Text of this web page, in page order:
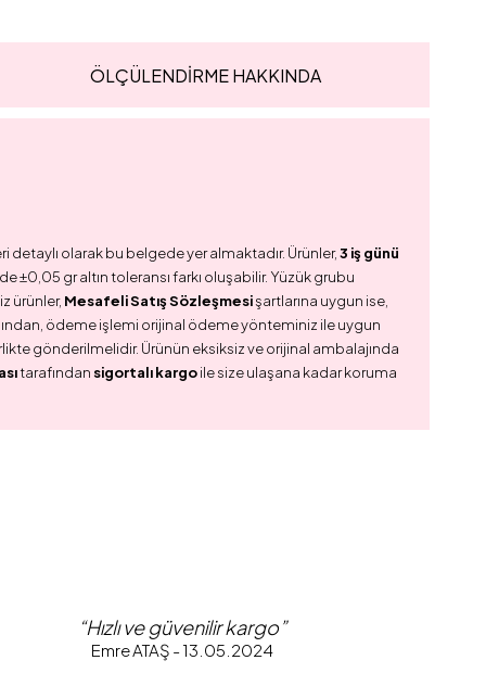
ÖLÇÜLENDİRME HAKKINDA
olarak bu belgede yer almaktadır. Ürünler,3 iş günü
gr altın toleransı farkı oluşabilir. Yüzük grubu
ürünler, Mesafeli Satış Sözleşmesişartlarına uygun ise,
ödeme işlemi orijinal ödeme yönteminiz ile uygun
gönderilmelidir. Ürünün eksiksiz ve orijinal ambalajında
tarafından sigortalı kargoile size ulaşana kadar koruma
“Hızlı ve güvenilir kargo”
Emre ATAŞ - 13.05.2024